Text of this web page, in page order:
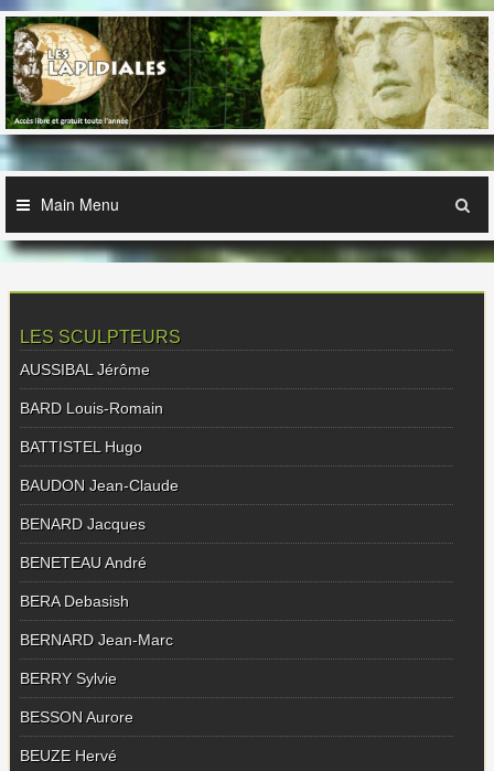
Skip
to
content
Main Menu
LES SCULPTEURS
AUSSIBAL Jérôme
BARD Louis-Romain
BATTISTEL Hugo
BAUDON Jean-Claude
BENARD Jacques
BENETEAU André
BERA Debasish
BERNARD Jean-Marc
BERRY Sylvie
BESSON Aurore
BEUZE Hervé